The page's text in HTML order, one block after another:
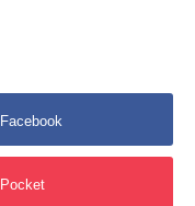
Facebook
Pocket